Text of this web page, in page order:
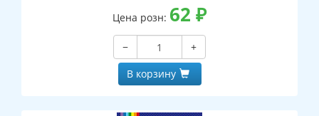
Цена розн: 62 ₽
−
+
В корзину